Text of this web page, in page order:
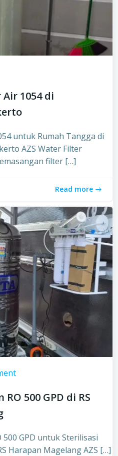
1054 di
untuk Rumah Tangga di
AZS Water Filter
filter […]
Read more
500 GPD di RS
500 GPD untuk Sterilisasi
Harapan Magelang AZS […]